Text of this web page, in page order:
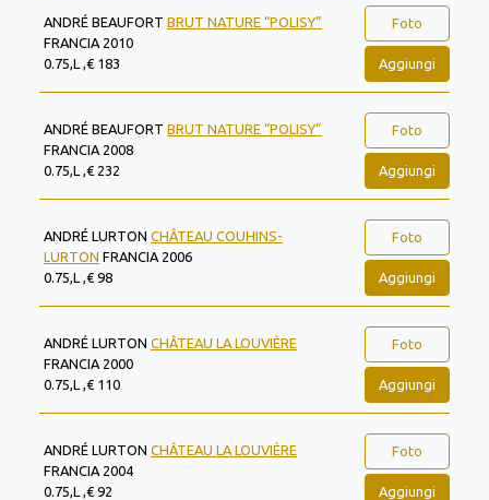
ANDRÉ BEAUFORT BRUT NATURE “POLISY”
FRANCIA 2010
0.75,L ,€ 183
Foto
Aggiungi
ANDRÉ BEAUFORT BRUT NATURE “POLISY”
FRANCIA 2008
0.75,L ,€ 232
Foto
Aggiungi
ANDRÉ LURTON CHÂTEAU COUHINS-
LURTON FRANCIA 2006
0.75,L ,€ 98
Foto
Aggiungi
ANDRÉ LURTON CHÂTEAU LA LOUVIÈRE
FRANCIA 2000
0.75,L ,€ 110
Foto
Aggiungi
ANDRÉ LURTON CHÂTEAU LA LOUVIÈRE
FRANCIA 2004
0.75,L ,€ 92
Foto
Aggiungi